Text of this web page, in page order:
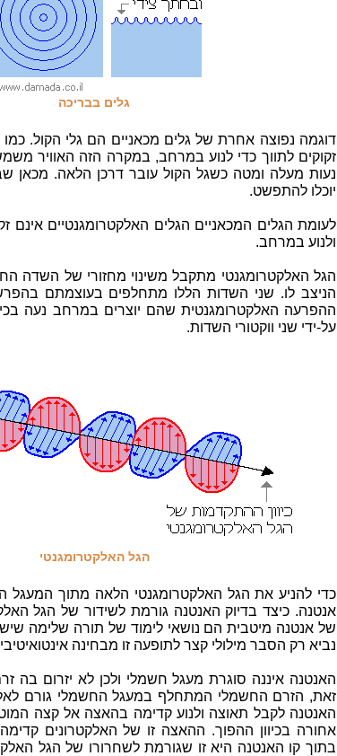
גלים בבריכה
דוגמה נפוצה אחרת של גלים מכאניים הם גלי הקול. כמו
זקוקים לתווך כדי לנוע במרחב, במקרה הזה האוויר
נעות מעלה ומטה כשגל הקול עובר דרכן הלאה. מכאן
יוכלו להתפשט.
לעומת הגלים המכאניים הגלים האלקטרומגנטיים אינם
ולנוע במרחב.
הגל האלקטרומגנטי מתקבל משינוי מחזורי של השדה
ההפרעה האלקטרומגנטית שהם יוצרים במרחב נעה
על-ידי שני ווקטורי השדות.
הגל האלקטרומגנטי
כדי להניע את הגל האלקטרומגנטי הלאה מתוך המעגל
אנטנה. כיצד בדיוק האנטנה גורמת לשידור של הגל
של אנטנה מיטבית הם נושאי לימוד של תורה שלימה
נביא רק הסבר מילולי קצר לתופעה זו מבחינה
האנטנה איננה סוגרת מעגל חשמלי ולכן לא יזרום בה
זאת, הזרם החשמלי המתחלף במעגל החשמלי גורם
האנטנה לקבל תאוצה ולנוע קדימה בהאצה אל קצה
אחורה בכיוון ההפוך. ההאצה זו של האלקטרונים
בתוך קו האנטנה היא זו שגורמת לשחרורו של הגל